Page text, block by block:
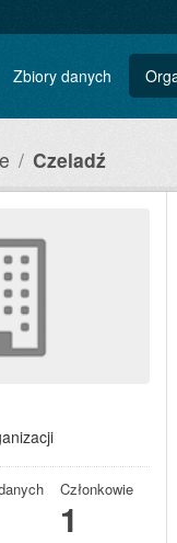
Zbiory danych
Czeladź
Członkowie
1